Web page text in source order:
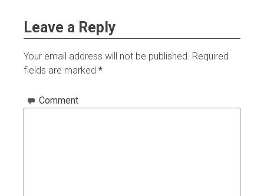
Leave a Reply
Your email address will not be published. Required
fields are marked *
Comment